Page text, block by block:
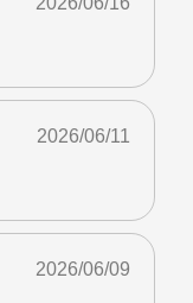
2026/06/11
2026/06/09